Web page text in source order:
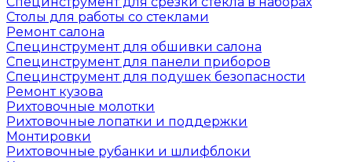
Столы для работы со стеклами
Ремонт салона
Специнструмент для обшивки салона
Специнструмент для панели приборов
Специнструмент для подушек безопасности
Ремонт кузова
Рихтовочные молотки
Рихтовочные лопатки и поддержки
Монтировки
Рихтовочные рубанки и шлифблоки